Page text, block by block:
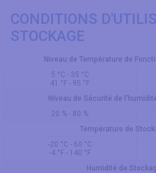
CONDITIONS
STOCKAGE
Niveau de Température de
5 °C - 35 °C
41 °F - 95 °F
Niveau de Sécurité de
20 % - 80 %
Température de
-20 °C - 60 °C
-4 °F - 140 °F
Humidité de